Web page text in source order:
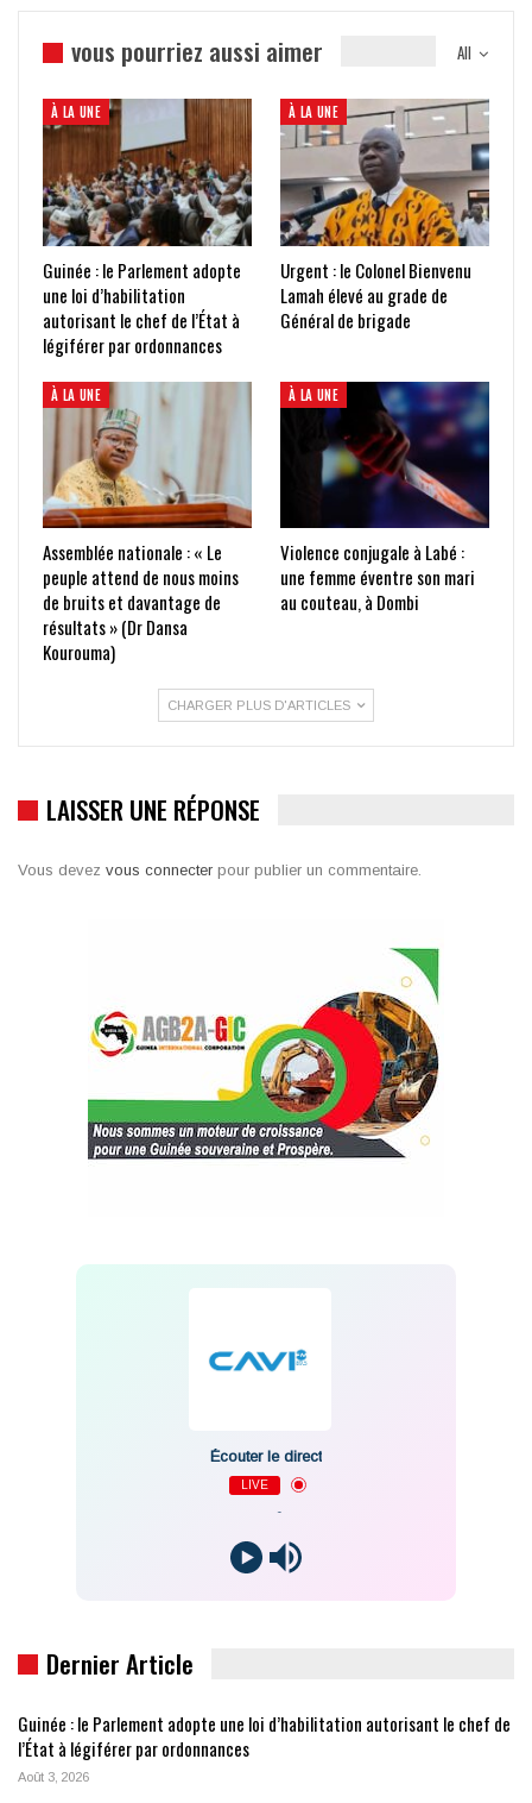
All
vous pourriez aussi aimer
À LA UNE
Guinée : le Parlement adopte
une loi d’habilitation
autorisant le chef de l’État à
légiférer par ordonnances
À LA UNE
Urgent : le Colonel Bienvenu
Lamah élevé au grade de
Général de brigade
À LA UNE
Assemblée nationale : « Le
peuple attend de nous moins
de bruits et davantage de
résultats » (Dr Dansa
Kourouma)
À LA UNE
Violence conjugale à Labé :
une femme éventre son mari
au couteau, à Dombi
CHARGER PLUS D'ARTICLES
LAISSER UNE RÉPONSE
Vous devez vous connecter pour publier un commentaire.
Écouter le direct
LIVE
Dernier Article
Guinée : le Parlement adopte une loi d’habilitation autorisant le chef de
l’État à légiférer par ordonnances
Août 3, 2026